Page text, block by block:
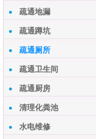
疏通地漏
疏通蹲坑
疏通厕所
疏通卫生间
疏通厨房
清理化粪池
水电维修